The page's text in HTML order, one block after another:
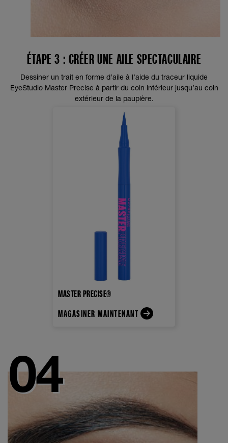
ÉTAPE 3 : CRÉER UNE AILE SPECTACULAIRE
Dessiner un trait en forme d’aile à l’aide du traceur liquide
EyeStudio Master Precise à partir du coin intérieur jusqu’au coin
extérieur de la paupière.
MASTER PRECISE®
MAGASINER MAINTENANT